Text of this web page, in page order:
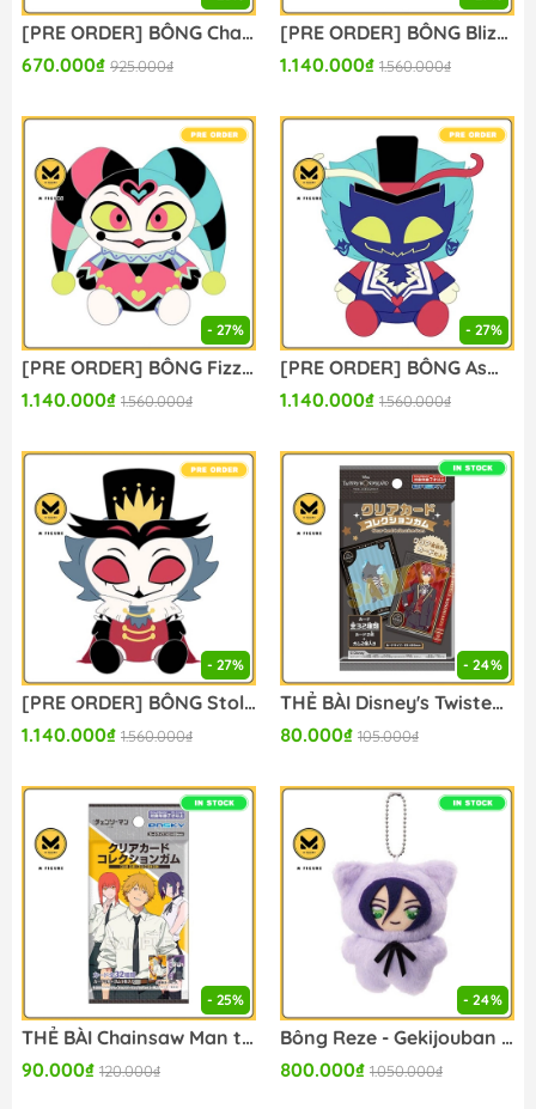
[PRE ORDER] BÔNG Charmander - Pocket Monsters - Arm Pillow - MofuMofu Arm Pillow (Ensky) PLUSH CHÍNH HÃNG
670.000₫ 925.000₫
[PRE ORDER] BÔNG Blizo - Helluva Boss Plush (Ensky) PLUSH CHÍNH HÃNG
1.140.000₫ 1.560.000₫
- 27%
[PRE ORDER] BÔNG Fizzarolli - Helluva Boss Plush (Ensky) PLUSH CHÍNH HÃNG
1.140.000₫ 1.560.000₫
- 27%
[PRE ORDER] BÔNG Asmodeus - Helluva Boss Plush (Ensky) PLUSH CHÍNH HÃNG
1.140.000₫ 1.560.000₫
- 27%
[PRE ORDER] BÔNG Stolas - Helluva Boss Plush (Ensky) PLUSH CHÍNH HÃNG
1.140.000₫ 1.560.000₫
- 24%
THẺ BÀI Disney's Twisted Wonderland The Animation - Clear Card Collection (Ensky) PACK CARD CHÍNH HÃNG
80.000₫ 105.000₫
- 25%
THẺ BÀI Chainsaw Man the Movie: Reze Arc - Clear Card Collection (Ensky) PACK CARD CHÍNH HÃNG
90.000₫ 120.000₫
- 24%
Bông Reze - Gekijouban Chainsaw Man: Reze Hen - Chimi Kemo Plush Mascot (Ensky) BÔNG CHÍNH HÃNG
800.000₫ 1.050.000₫